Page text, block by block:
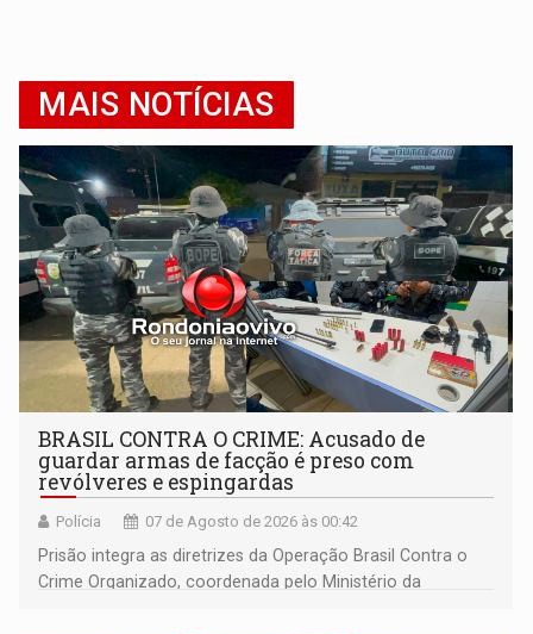
MAIS NOTÍCIAS
BRASIL CONTRA O CRIME: Acusado de
guardar armas de facção é preso com
revólveres e espingardas
Polícia 07 de Agosto de 2026 às 00:42
Prisão integra as diretrizes da Operação Brasil Contra o
Crime Organizado, coordenada pelo Ministério da